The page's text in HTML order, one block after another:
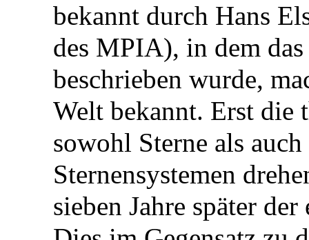
bekannt durch Hans
des MPIA), in dem
beschrieben wurde,
Welt bekannt. Erst die
sowohl Sterne als
Sternensystemen
sieben Jahre später